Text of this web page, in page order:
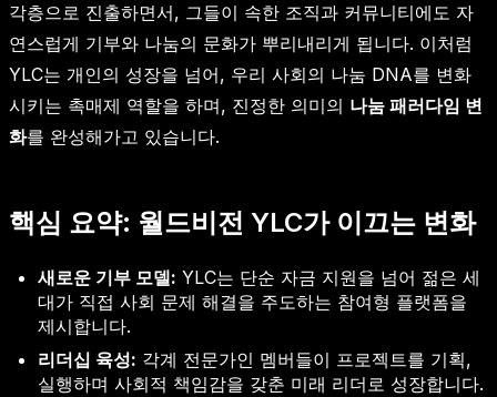
각층으로 진출하면서, 그들이 속한 조직과 커뮤니티에도 자
연스럽게 기부와 나눔의 문화가 뿌리내리게 됩니다. 이처럼
YLC는 개인의 성장을 넘어, 우리 사회의 나눔 DNA를 변화
시키는 촉매제 역할을 하며, 진정한 의미의 나눔 패러다임 변
화를 완성해가고 있습니다.
핵심 요약: 월드비전 YLC가 이끄는 변화
새로운 기부 모델: YLC는 단순 자금 지원을 넘어 젊은 세
대가 직접 사회 문제 해결을 주도하는 참여형 플랫폼을
제시합니다.
리더십 육성: 각계 전문가인 멤버들이 프로젝트를 기획,
실행하며 사회적 책임감을 갖춘 미래 리더로 성장합니다.